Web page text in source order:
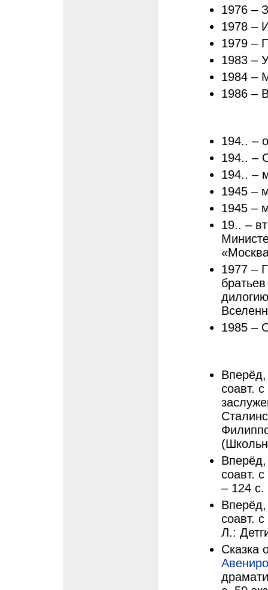
1976 –
1978 –
1979 –
1983 –
1984 –
1986 –
194.. –
194.. –
194.. –
1945 –
1945 –
19.. –
1977 –
1985 –
соавт. с
соавт. с
– 124 с.
соавт. с
Л.:
Сказка